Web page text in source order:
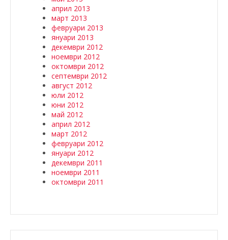
април 2013
март 2013
февруари 2013
януари 2013
декември 2012
ноември 2012
октомври 2012
септември 2012
август 2012
юли 2012
юни 2012
май 2012
април 2012
март 2012
февруари 2012
януари 2012
декември 2011
ноември 2011
октомври 2011